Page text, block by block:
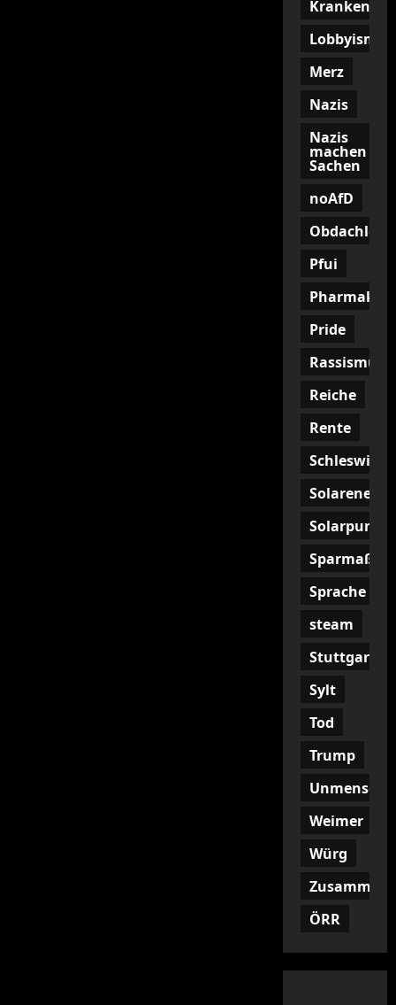
Lobbyismus
Merz
Nazis
Nazis
machen
Sachen
noAfD
Pfui
Pride
Rassismus
Reiche
Rente
Schleswig
Solarpunk
Sprache
steam
Stuttgart
Sylt
Tod
Trump
Weimer
Würg
ÖRR